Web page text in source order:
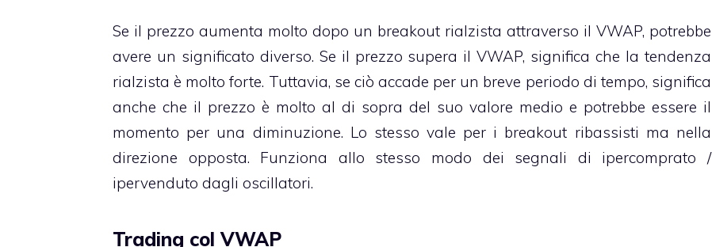
Se il prezzo aumenta molto dopo un breakout rialzista attraverso il VWAP, potrebbe
avere un significato diverso. Se il prezzo supera il VWAP, significa che la tendenza
rialzista è molto forte. Tuttavia, se ciò accade per un breve periodo di tempo, significa
anche che il prezzo è molto al di sopra del suo valore medio e potrebbe essere il
momento per una diminuzione. Lo stesso vale per i breakout ribassisti ma nella
direzione opposta. Funziona allo stesso modo dei segnali di ipercomprato /
ipervenduto dagli oscillatori.
Trading col VWAP